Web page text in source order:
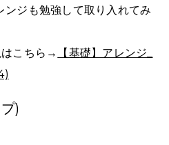
ンジも勉強して取り入れてみ
はこちら→
【基礎】アレンジ_
)